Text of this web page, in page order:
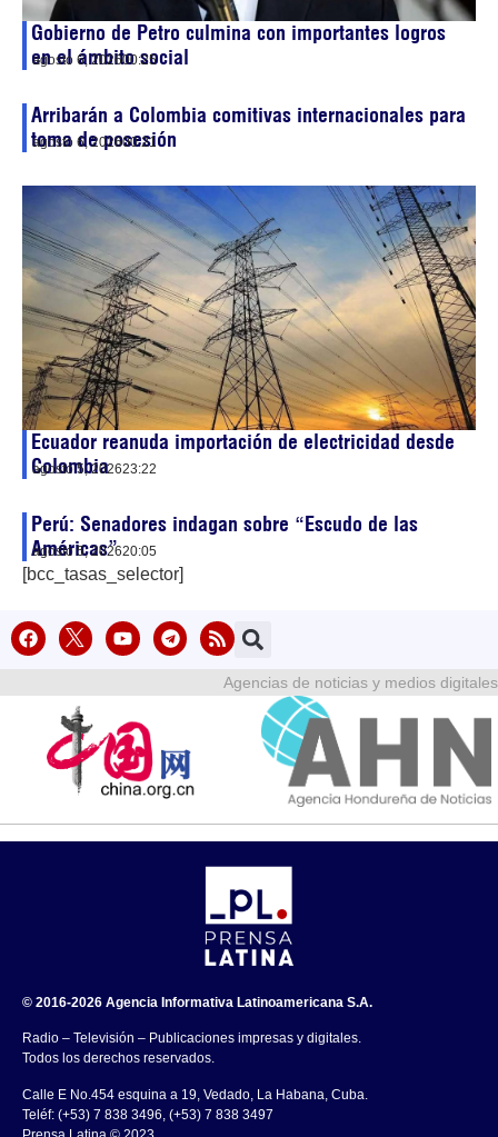
Gobierno de Petro culmina con importantes logros
en el ámbito social
agosto 6, 202600:25
Arribarán a Colombia comitivas internacionales para
toma de posesión
agosto 6, 202600:21
Ecuador reanuda importación de electricidad desde
Colombia
agosto 5, 202623:22
Perú: Senadores indagan sobre “Escudo de las
Américas”
agosto 5, 202620:05
[bcc_tasas_selector]
Agencias de noticias y medios digitales
© 2016-2026 Agencia Informativa Latinoamericana S.A.
Radio – Televisión – Publicaciones impresas y digitales.
Todos los derechos reservados.
Calle E No.454 esquina a 19, Vedado, La Habana, Cuba.
Teléf: (+53) 7 838 3496, (+53) 7 838 3497